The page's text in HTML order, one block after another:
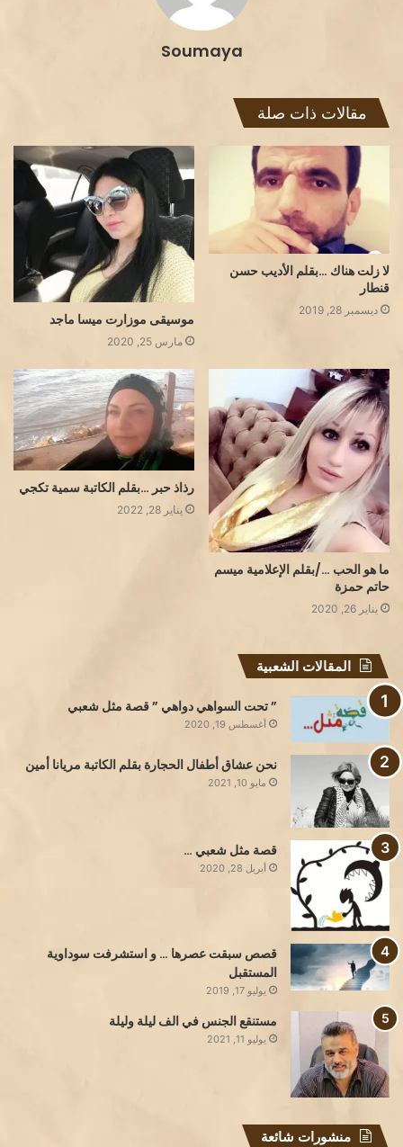
Soumaya
مقالات ذات صلة
لا زلت هناك …بقلم الأديب حسن
قنطار
ديسمبر 28, 2019
موسيقى موزارت ميسا ماجد
مارس 25, 2020
ما هو الحب …/بقلم الإعلامية ميسم
حاتم حمزة
يناير 26, 2020
رذاذ حبر …بقلم الكاتبة سمية تكجي
يناير 28, 2022
المقالات الشعبية
” تحت السواهي دواهي ” قصة مثل شعبي
أغسطس 19, 2020
نحن عشاق أطفال الحجارة بقلم الكاتبة مريانا أمين
مايو 10, 2021
قصة مثل شعبي …
أبريل 28, 2020
قصص سبقت عصرها … و استشرفت سوداوية
المستقبل
يوليو 17, 2019
مستنقع الجنس في الف ليلة وليلة
يوليو 11, 2021
منشورات شائعة